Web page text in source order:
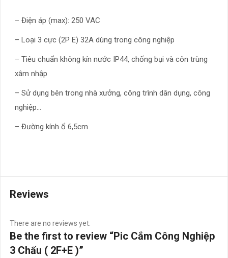
– Điện áp (max): 250 VAC
– Loại 3 cực (2P E) 32A dùng trong công nghiệp
– Tiêu chuẩn không kín nước IP44, chống bụi và côn trùng
xâm nhập
– Sử dụng bên trong nhà xưởng, công trình dân dụng, công
nghiệp…
– Đường kính ổ 6,5cm
Reviews
There are no reviews yet.
Be the first to review “Pic Cắm Công Nghiệp
3 Chấu ( 2F+E )”